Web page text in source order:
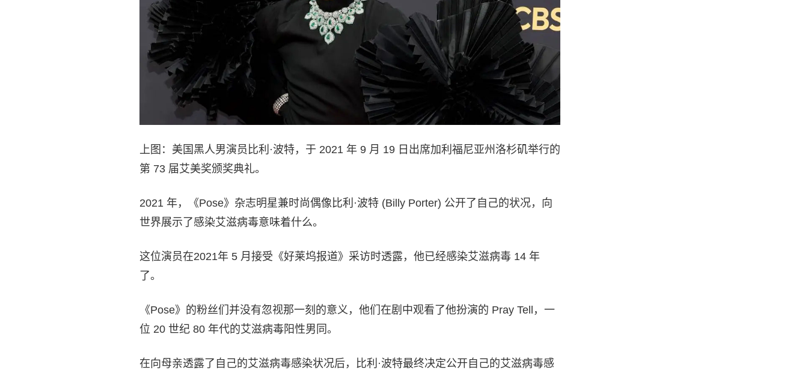
上图：美国黑人男演员比利·波特，于 2021 年 9 月 19 日出席加利福尼亚州洛杉矶举行的
第 73 届艾美奖颁奖典礼。
2021 年，《Pose》杂志明星兼时尚偶像比利·波特 (Billy Porter) 公开了自己的状况，向
世界展示了感染艾滋病毒意味着什么。
这位演员在2021年 5 月接受《好莱坞报道》采访时透露，他已经感染艾滋病毒 14 年
了。
《Pose》的粉丝们并没有忽视那一刻的意义，他们在剧中观看了他扮演的 Pray Tell，一
位 20 世纪 80 年代的艾滋病毒阳性男同。
在向母亲透露了自己的艾滋病毒感染状况后，比利·波特最终决定公开自己的艾滋病毒感